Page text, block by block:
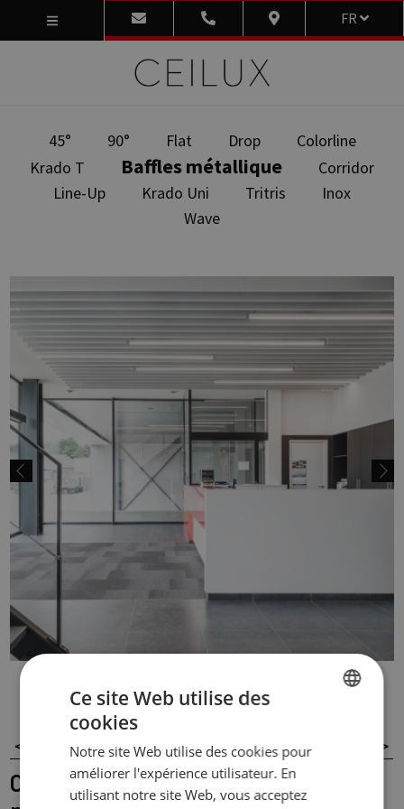
FR
45° 90° Flat Drop
Colorline
Krado T
Baffles métallique
Corridor
Line-Up
Krado Uni Tritris
Inox
Wave
< PRÉCÉ. TOUS >
Ceilux plafond eclairage Baffles
FRENCH
Ce site Web utilise des
cookies
Notre site Web utilise des cookies pour
améliorer l'expérience utilisateur. En
utilisant notre site Web, vous acceptez